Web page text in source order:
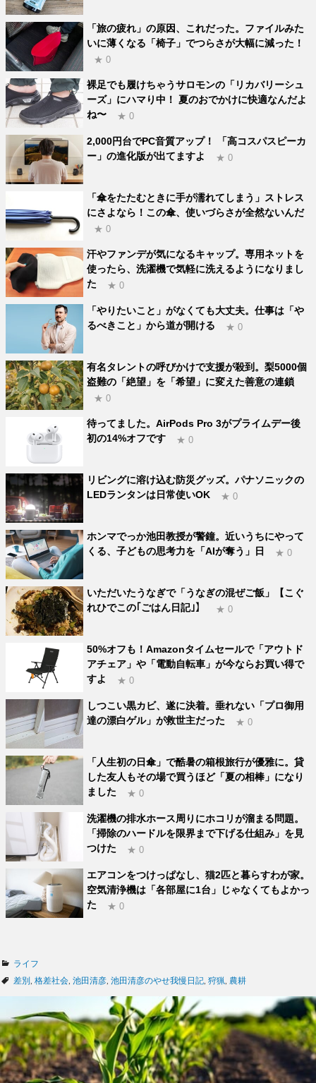
「旅の疲れ」の原因、これだった。ファイルみた
いに薄くなる「椅子」でつらさが大幅に減った！
★ 0
裸足でも履けちゃうサロモンの「リカバリーシュ
ーズ」にハマり中！ 夏のおでかけに快適なんだよ
ね〜
★ 0
2,000円台でPC音質アップ！ 「高コスパスピーカ
ー」の進化版が出てますよ
★ 0
「傘をたたむときに手が濡れてしまう」ストレス
にさよなら！この傘、使いづらさが全然ないんだ
★ 0
汗やファンデが気になるキャップ。専用ネットを
使ったら、洗濯機で気軽に洗えるようになりまし
た
★ 0
「やりたいこと」がなくても大丈夫。仕事は「や
るべきこと」から道が開ける
★ 0
有名タレントの呼びかけで支援が殺到。梨5000個
盗難の「絶望」を「希望」に変えた善意の連鎖
★ 0
待ってました。AirPods Pro 3がプライムデー後
初の14%オフです
★ 0
リビングに溶け込む防災グッズ。パナソニックの
LEDランタンは日常使いOK
★ 0
ホンマでっか池田教授が警鐘。近いうちにやって
くる、子どもの思考力を「AIが奪う」日
★ 0
いただいたうなぎで「うなぎの混ぜご飯」【こぐ
れひでこの｢ごはん日記｣】
★ 0
50%オフも！Amazonタイムセールで「アウトド
アチェア」や「電動自転車」が今ならお買い得で
すよ
★ 0
しつこい黒カビ、遂に決着。垂れない「プロ御用
達の漂白ゲル」が救世主だった
★ 0
「人生初の日傘」で酷暑の箱根旅行が優雅に。貸
した友人もその場で買うほど「夏の相棒」になり
ました
★ 0
洗濯機の排水ホース周りにホコリが溜まる問題。
「掃除のハードルを限界まで下げる仕組み」を見
つけた
★ 0
エアコンをつけっぱなし、猫2匹と暮らすわが家。
空気清浄機は「各部屋に1台」じゃなくてもよかっ
た
★ 0
カ
テ
ー
ライフ
タ
差別 格差社会 池田清彦 池田清彦のやせ我慢日記 狩猟 農耕